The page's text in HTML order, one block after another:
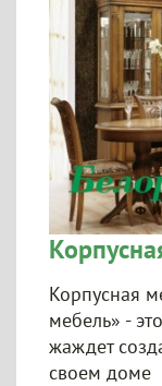
Корпусная
мебель» -
жаждет
своем доме